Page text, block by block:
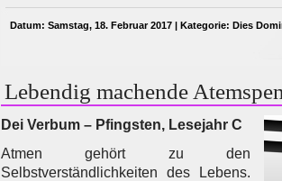
Datum: Samstag, 18. Februar 2017 | Kategorie: Dies
Lebendig machende
Dei Verbum – Pfingsten, Lesejahr C
Atmen gehört zu den
Selbstverständlichkeiten des Lebens.